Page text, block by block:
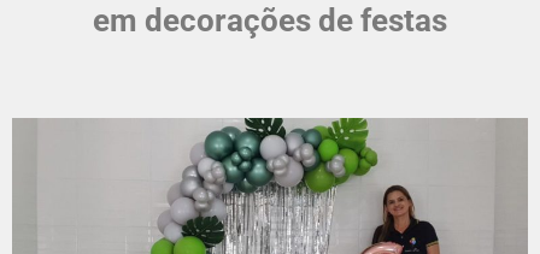
em decorações de festas